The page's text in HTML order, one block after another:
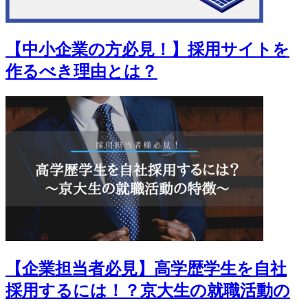
【中小企業の方必見！】採用サイトを
作るべき理由とは？
【企業担当者必見】高学歴学生を自社
採用するには！？京大生の就職活動の